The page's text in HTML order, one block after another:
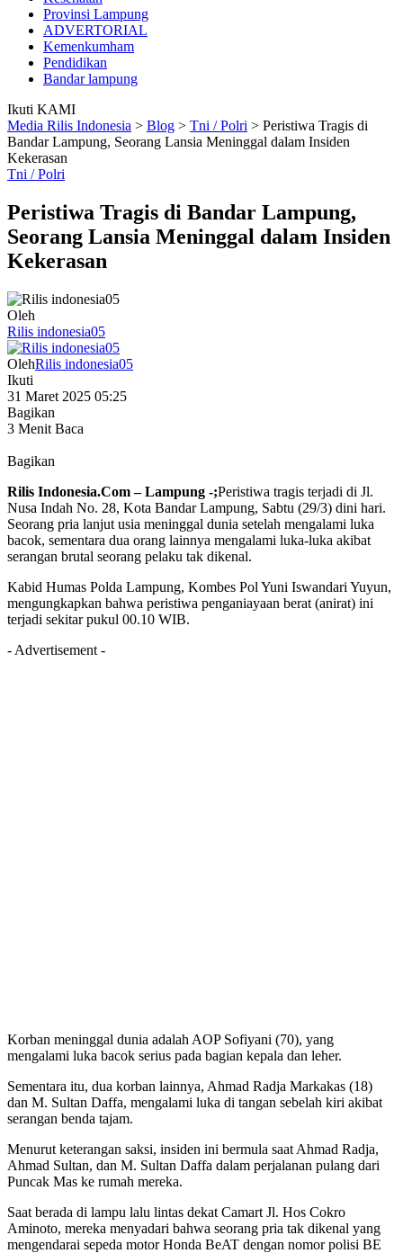
Provinsi Lampung
ADVERTORIAL
Kemenkumham
Pendidikan
Bandar lampung
Ikuti KAMI
Media Rilis Indonesia > Blog > Tni / Polri > Peristiwa Tragis di
Bandar Lampung, Seorang Lansia Meninggal dalam Insiden
Kekerasan
Tni / Polri
Peristiwa Tragis di Bandar Lampung,
Seorang Lansia Meninggal dalam Insiden
Kekerasan
Oleh
Rilis indonesia05
OlehRilis indonesia05
Ikuti
31 Maret 2025 05:25
Bagikan
3 Menit Baca
Bagikan
Rilis Indonesia.Com – Lampung -;Peristiwa tragis terjadi di Jl.
Nusa Indah No. 28, Kota Bandar Lampung, Sabtu (29/3) dini hari.
Seorang pria lanjut usia meninggal dunia setelah mengalami luka
bacok, sementara dua orang lainnya mengalami luka-luka akibat
serangan brutal seorang pelaku tak dikenal.
Kabid Humas Polda Lampung, Kombes Pol Yuni Iswandari Yuyun,
mengungkapkan bahwa peristiwa penganiayaan berat (anirat) ini
terjadi sekitar pukul 00.10 WIB.
- Advertisement -
Korban meninggal dunia adalah AOP Sofiyani (70), yang
mengalami luka bacok serius pada bagian kepala dan leher.
Sementara itu, dua korban lainnya, Ahmad Radja Markakas (18)
dan M. Sultan Daffa, mengalami luka di tangan sebelah kiri akibat
serangan benda tajam.
Menurut keterangan saksi, insiden ini bermula saat Ahmad Radja,
Ahmad Sultan, dan M. Sultan Daffa dalam perjalanan pulang dari
Puncak Mas ke rumah mereka.
Saat berada di lampu lalu lintas dekat Camart Jl. Hos Cokro
Aminoto, mereka menyadari bahwa seorang pria tak dikenal yang
mengendarai sepeda motor Honda BeAT dengan nomor polisi BE